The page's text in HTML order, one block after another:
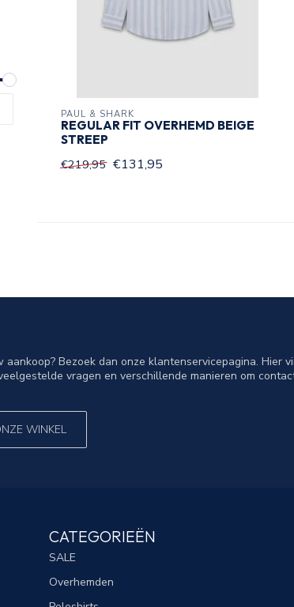
PAUL & SHARK
REGULAR FIT OVERHEMD BEIGE
STREEP
€219,95 €131,95
Bezoek dan onze klantenservicepagina. Hier
vragen en verschillende manieren om
WINKEL
CATEGORIEËN
SALE
Overhemden